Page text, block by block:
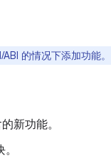
的情况下添加功能。
新功能。